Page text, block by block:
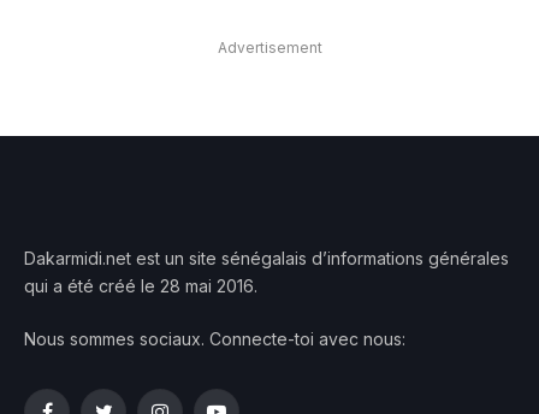
Advertisement
Dakarmidi.net est un site sénégalais d’informations générales
qui a été créé le 28 mai 2016.
Nous sommes sociaux. Connecte-toi avec nous: